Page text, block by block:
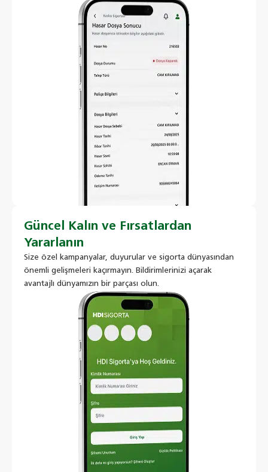
Güncel Kalın ve Fırsatlardan
Yararlanın
Size özel kampanyalar, duyurular ve sigorta dünyasından
önemli gelişmeleri kaçırmayın. Bildirimlerinizi açarak
avantajlı dünyamızın bir parçası olun.